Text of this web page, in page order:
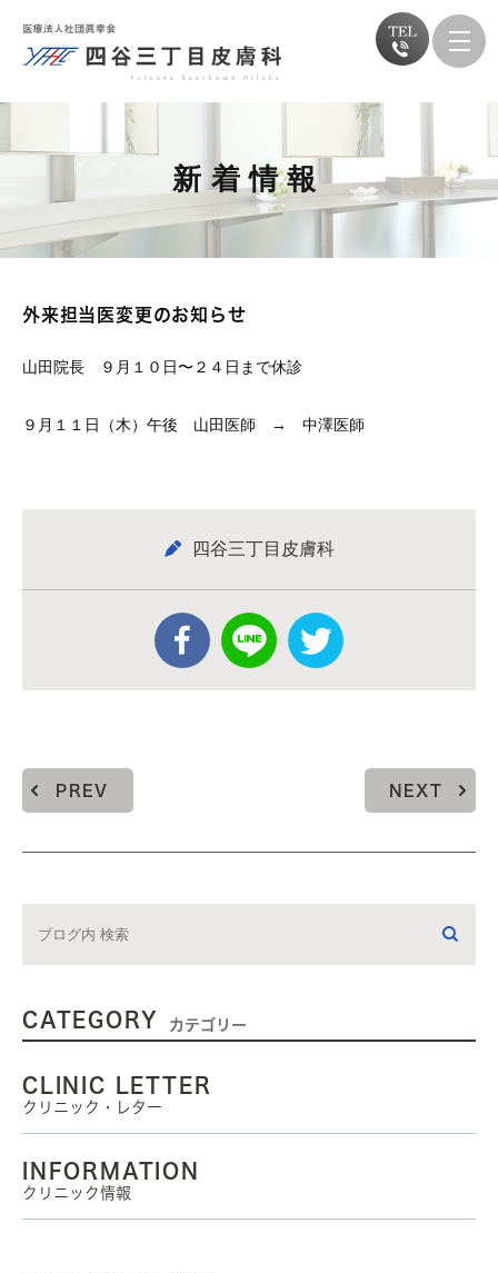
新着情報
外来担当医変更のお知らせ
山田院長 ９月１０日〜２４日まで休診
９月１１日（木）午後 山田医師 → 中澤医師
四谷三丁目皮膚科
PREV NEXT
CATEGORY カテゴリー
CLINIC LETTER
クリニック・レター
INFORMATION
クリニック情報